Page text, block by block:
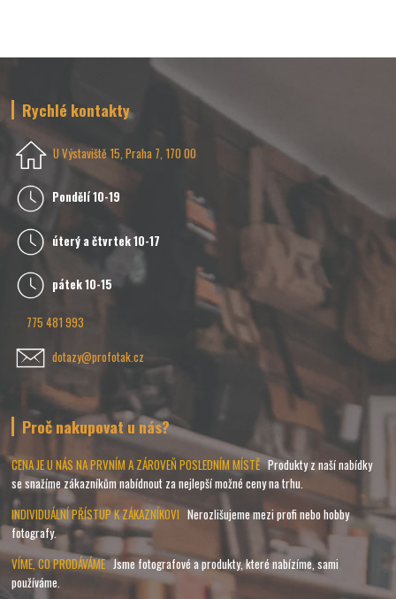
Rychlé kontakty
U Výstaviště 15, Praha 7, 170 00
Pondělí 10-19
úterý a čtvrtek 10-17
pátek 10-15
775 481 993
dotazy@profotak.cz
Proč nakupovat u nás?
CENA JE U NÁS NA PRVNÍM A ZÁROVEŇ POSLEDNÍM MÍSTĚProdukty z naší nabídky
se snažíme zákazníkům nabídnout za nejlepší možné ceny na trhu.
INDIVIDUÁLNÍ PŘÍSTUP K ZÁKAZNÍKOVINerozlišujeme mezi profi nebo hobby
fotografy.
VÍME, CO PRODÁVÁMEJsme fotografové a produkty, které nabízíme, sami
používáme.